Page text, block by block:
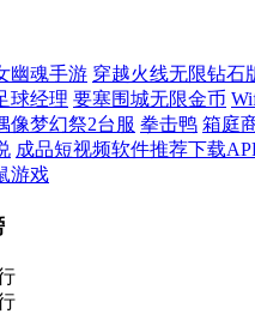
幽魂手游 穿越火线无限钻石
球经理 要塞围城无限金币
像梦幻祭2台服 拳击鸭 箱庭
成品短视频软件推荐下载
游戏